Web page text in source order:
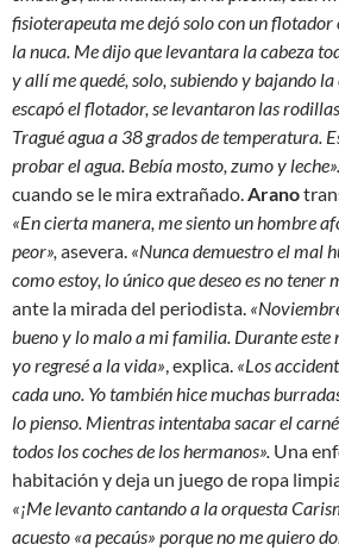
fisioterapeuta me dejó solo con un
la nuca. Me dijo que levantara la cabeza
y allí me quedé, solo, subiendo y bajando la
escapó el flotador, se levantaron las
Tragué agua a 38 grados de temperatura.
probar el agua. Bebía mosto, zumo y leche».
cuando se le mira extrañado.Arano
«En cierta manera, me siento un hombre
peor», asevera. «Nunca demuestro el mal
como estoy, lo único que deseo es no tener
ante la mirada del periodista.
bueno y lo malo a mi familia. Durante este
yo regresé a la vida», explica. «Los
cada uno. Yo también hice muchas
lo pienso. Mientras intentaba sacar el
todos los coches de los hermanos». Una
habitación y deja un juego de ropa
«¡Me levanto cantando a la orquesta
acuesto «a pecaús» porque no me quiero